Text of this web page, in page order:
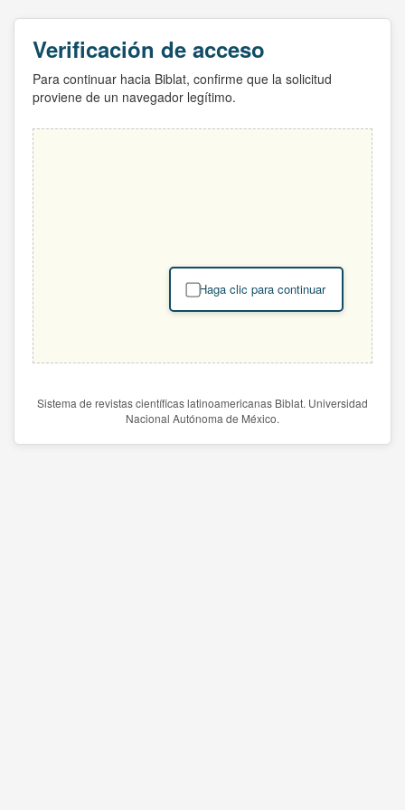
Verificación de acceso
Para continuar hacia Biblat, confirme que la solicitud
proviene de un navegador legítimo.
Haga clic para continuar
Sistema de revistas científicas latinoamericanas Biblat. Universidad
Nacional Autónoma de México.